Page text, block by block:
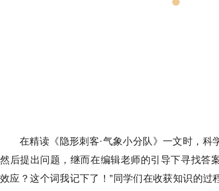
在精读《隐形刺客·气象小分队》一文时，科
然后提出问题，继而在编辑老师的引导下寻找答
效应？这个词我记下了！”同学们在收获知识的过